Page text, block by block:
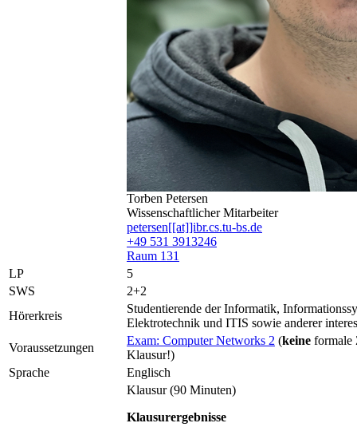
Torben Petersen
Wissenschaftlicher Mitarbeiter
petersen[[at]]ibr.cs.tu-bs.de
+49 531 3913246
Raum 131
LP
5
SWS
2+2
Hörerkreis
Studentierende der Informatik,
Elektrotechnik und ITIS sowie anderer
Voraussetzungen
Exam: Computer Networks 2 (keine formale
Klausur!)
Sprache
Englisch
Klausur (90 Minuten)
Klausurergebnisse